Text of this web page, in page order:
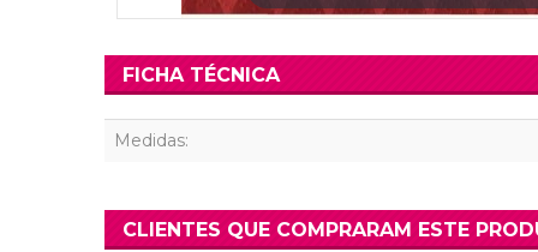
FICHA TÉCNICA
Medidas:
CLIENTES QUE COMPRARAM ESTE